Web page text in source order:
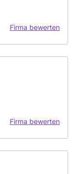
Firma bewerten
Firma bewerten